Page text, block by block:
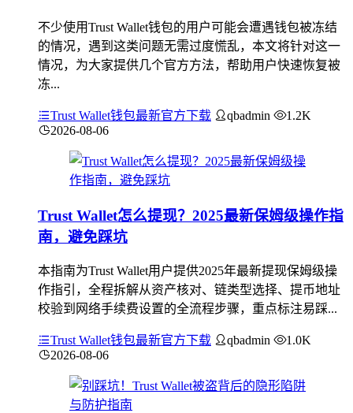
不少使用Trust Wallet钱包的用户可能会遭遇钱包被冻结
的情况，遇到这类问题无需过度慌乱，本文将针对这一
情况，为大家提供几个官方方法，帮助用户快速恢复被
冻...
Trust Wallet钱包最新官方下载 qbadmin
1.2K
2026-08-06
Trust Wallet怎么提现？2025最新保姆级操作指
南，避免踩坑
本指南为Trust Wallet用户提供2025年最新提现保姆级操
作指引，全程拆解从资产核对、链类型选择、提币地址
校验到网络手续费设置的全流程步骤，重点标注易踩...
Trust Wallet钱包最新官方下载 qbadmin
1.0K
2026-08-06